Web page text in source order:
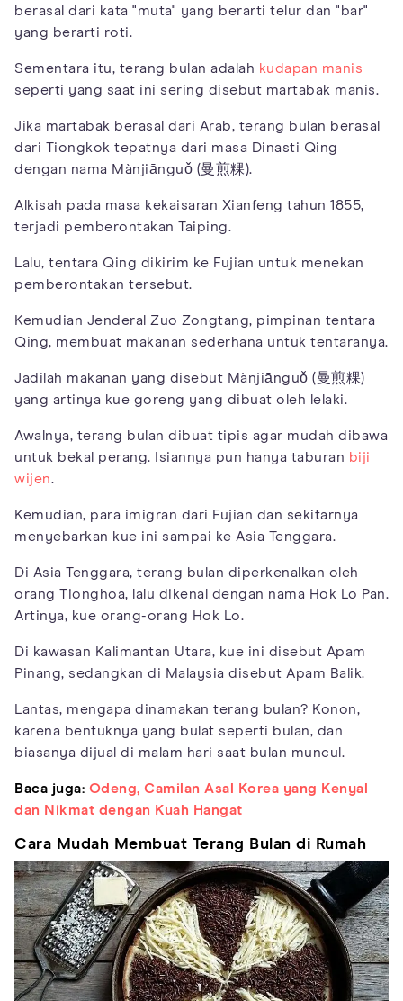
berasal dari kata "muta" yang berarti telur dan "bar"
yang berarti roti.
Sementara itu, terang bulan adalah kudapan manis
seperti yang saat ini sering disebut martabak manis.
Jika martabak berasal dari Arab, terang bulan berasal
dari Tiongkok tepatnya dari masa Dinasti Qing
dengan nama Mànjiānguǒ (曼煎粿).
Alkisah pada masa kekaisaran Xianfeng tahun 1855,
terjadi pemberontakan Taiping.
Lalu, tentara Qing dikirim ke Fujian untuk menekan
pemberontakan tersebut.
Kemudian Jenderal Zuo Zongtang, pimpinan tentara
Qing, membuat makanan sederhana untuk tentaranya.
Jadilah makanan yang disebut Mànjiānguǒ (曼煎粿)
yang artinya kue goreng yang dibuat oleh lelaki.
Awalnya, terang bulan dibuat tipis agar mudah dibawa
untuk bekal perang. Isiannya pun hanya taburan biji
wijen.
Kemudian, para imigran dari Fujian dan sekitarnya
menyebarkan kue ini sampai ke Asia Tenggara.
Di Asia Tenggara, terang bulan diperkenalkan oleh
orang Tionghoa, lalu dikenal dengan nama Hok Lo Pan.
Artinya, kue orang-orang Hok Lo.
Di kawasan Kalimantan Utara, kue ini disebut Apam
Pinang, sedangkan di Malaysia disebut Apam Balik.
Lantas, mengapa dinamakan terang bulan? Konon,
karena bentuknya yang bulat seperti bulan, dan
biasanya dijual di malam hari saat bulan muncul.
Baca juga: Odeng, Camilan Asal Korea yang Kenyal
dan Nikmat dengan Kuah Hangat
Cara Mudah Membuat Terang Bulan di Rumah